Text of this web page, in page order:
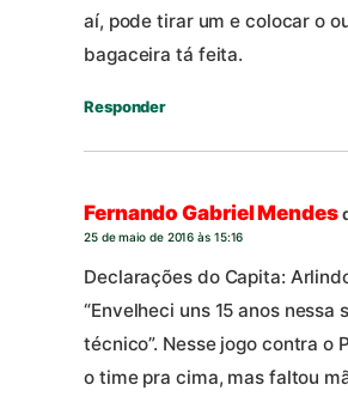
aí, pode tirar um e colocar o
bagaceira tá feita.
Responder
Fernando Gabriel Mendes
25 de maio de 2016 às 15:16
Declarações do Capita:
“Envelheci uns 15 anos nessa
técnico”. Nesse jogo contra o
o time pra cima, mas faltou